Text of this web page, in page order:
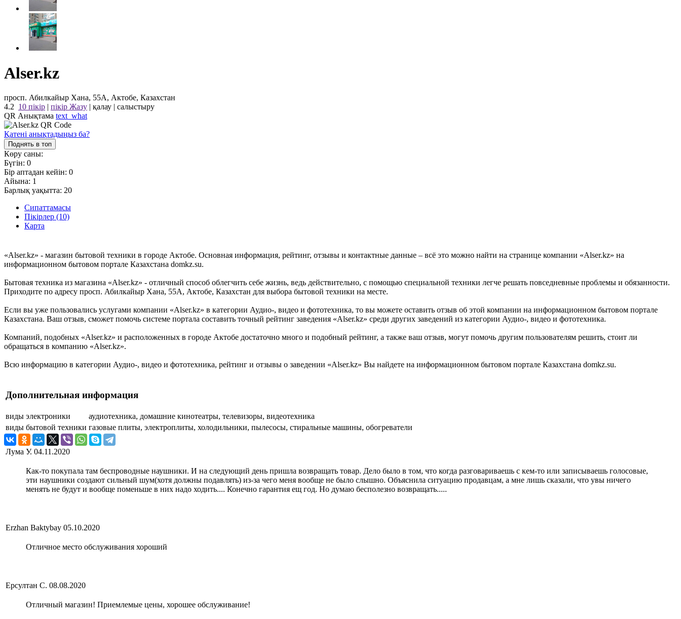
Alser.kz
просп. Абилкайыр Хана, 55А, Актобе, Казахстан
4.2 10 пікір | пікір Жазу | қалау | салыстыру
QR Анықтама text_what
Қатені анықтадыңыз ба?
Поднять в топ
Көру саны:
Бүгін: 0
Бір аптадан кейін: 0
Айына: 1
Барлық уақытта: 20
Сипаттамасы
Пікірлер (10)
Карта
«Alser.kz» - магазин бытовой техники в городе Актобе. Основная информация, рейтинг, отзывы и контактные данные – всё это можно найти на странице компании «Alser.kz» на
информационном бытовом портале Казахстана domkz.su.
Бытовая техника из магазина «Alser.kz» - отличный способ облегчить себе жизнь, ведь действительно, с помощью специальной техники легче решать повседневные проблемы и обязанности.
Приходите по адресу просп. Абилкайыр Хана, 55А, Актобе, Казахстан для выбора бытовой техники на месте.
Если вы уже пользовались услугами компании «Alser.kz» в категории Аудио-, видео и фототехника, то вы можете оставить отзыв об этой компании на информационном бытовом портале
Казахстана. Ваш отзыв, сможет помочь системе портала составить точный рейтинг заведения «Alser.kz» среди других заведений из категории Аудио-, видео и фототехника.
Компаний, подобных «Alser.kz» и расположенных в городе Актобе достаточно много и подобный рейтинг, а также ваш отзыв, могут помочь другим пользователям решить, стоит ли
обращаться в компанию «Alser.kz».
Всю информацию в категории Аудио-, видео и фототехника, рейтинг и отзывы о заведении «Alser.kz» Вы найдете на информационном бытовом портале Казахстана domkz.su.
Дополнительная информация
виды электроники
аудиотехника, домашние кинотеатры, телевизоры, видеотехника
виды бытовой техники газовые плиты, электроплиты, холодильники, пылесосы, стиральные машины, обогреватели
Лума У. 04.11.2020
Как-то покупала там беспроводные наушники. И на следующий день пришла возвращать товар. Дело было в том, что когда разговариваешь с кем-то или записываешь голосовые,
эти наушники создают сильный шум(хотя должны подавлять) из-за чего меня вообще не было слышно. Объяснила ситуацию продавцам, а мне лишь сказали, что увы ничего
менять не будут и вообще поменьше в них надо ходить.... Конечно гарантия ещ год. Но думаю бесполезно возвращать.....
Erzhan Baktybay 05.10.2020
Отличное место обслуживания хороший
Ерсултан С. 08.08.2020
Отличный магазин! Приемлемые цены, хорошее обслуживание!